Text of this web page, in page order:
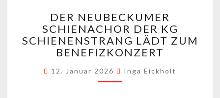
NEUBECKUMER
SCHIENACHOR
DER
KG
LÄDT
ZUM
DER NEUBECKUMER
SCHIENACHOR DER KG
SCHIENENSTRANG LÄDT ZUM
BENEFIZKONZERT
12. Januar 2026 Inga Eickholt